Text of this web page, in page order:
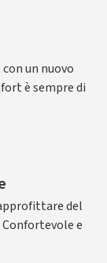
un nuovo
è sempre di
del
e